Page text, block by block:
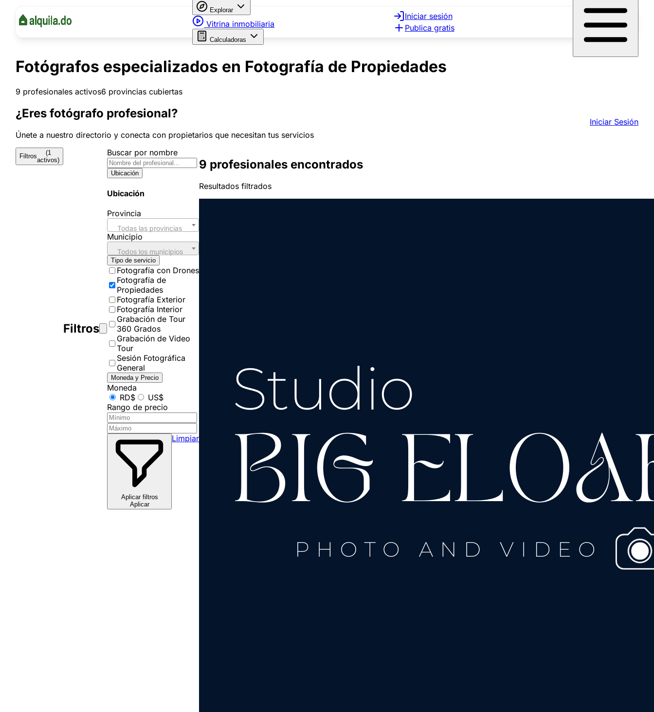
Explorar
Vitrina inmobiliaria
Calculadoras
Iniciar sesión
Publica gratis
Fotógrafos especializados en Fotografía de Propiedades
9 profesionales activos6 provincias cubiertas
¿Eres fotógrafo profesional?
Únete a nuestro directorio y conecta con propietarios que necesitan tus servicios
Iniciar Sesión
Filtros
(1
activos)
Filtros
Buscar por nombre
Ubicación
Ubicación
Provincia
Todas las provincias
Municipio
Todos los municipios
Tipo de servicio
Fotografía con Drones
Fotografía de
Propiedades
Fotografía Exterior
Fotografía Interior
Grabación de Tour
360 Grados
Grabación de Video
Tour
Sesión Fotográfica
General
Moneda y Precio
Moneda
RD$
US$
Rango de precio
Aplicar filtros
Aplicar
Limpiar
9 profesionales encontrados
Resultados filtrados